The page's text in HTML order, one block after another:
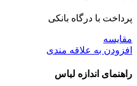
پرداخت با درگاه بانکی
مقايسه
افزودن به علاقه مندی
راهنمای اندازه لباس